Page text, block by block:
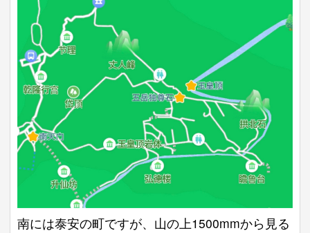
南には泰安の町ですが、山の上1500mmから見る